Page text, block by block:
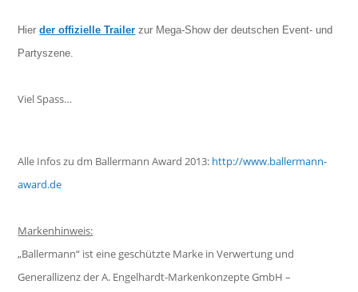
Hier der offizielle Trailer zur Mega-Show der deutschen Event- und
Partyszene.
Viel Spass…
Alle Infos zu dm Ballermann Award 2013: http://www.ballermann-
award.de
Markenhinweis:
„Ballermann“ ist eine geschützte Marke in Verwertung und
Generallizenz der A. Engelhardt-Markenkonzepte GmbH –